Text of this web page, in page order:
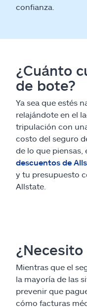
confianza.
¿Cuánto
de bote?
Ya sea que estés
relajándote en el
tripulación con
costo del seguro
de lo que piensas,
descuentos de
y tu presupuesto
Allstate.
Mientras que el
la mayoría de las
prevenir que
cómo facturas